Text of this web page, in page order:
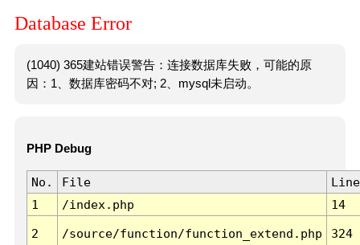
Database Error
(1040) 365建站错误警告：连接数据库失败，可能的原
因：1、数据库密码不对; 2、mysql未启动。
PHP Debug
No. File
Line
1
/index.php 14
2 /source/function/function_extend.php 324